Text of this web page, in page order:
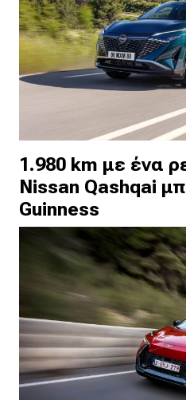
1.980 km με ένα
Nissan Qashqai
Guinness